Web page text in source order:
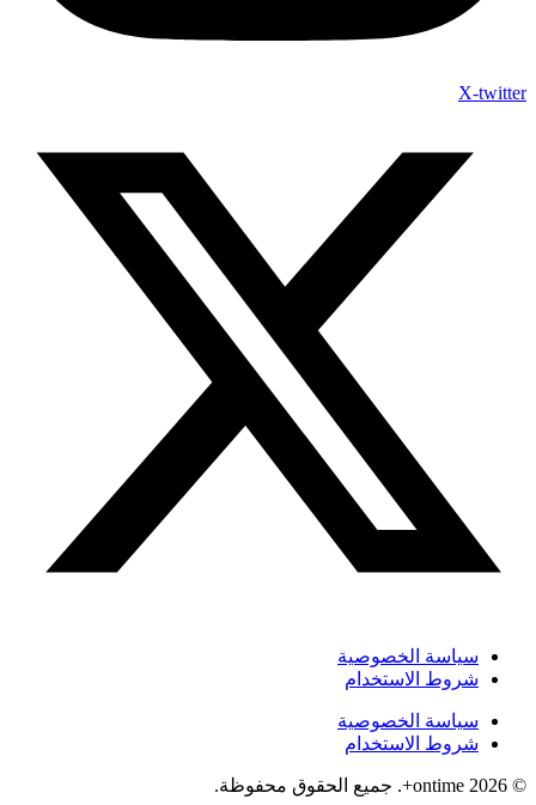
X-twitter
سياسة الخصوصية
شروط الاستخدام
سياسة الخصوصية
شروط الاستخدام
© 2026 ontime+. جميع الحقوق محفوظة.